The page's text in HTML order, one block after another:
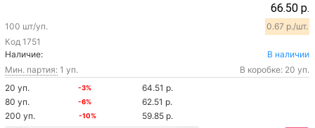
66.50 р.
Код 1751
100 шт/уп. 0.67 р./шт.
Наличие:
В наличии
Мин. партия: 1 уп.
В коробке: 20 уп.
20 уп.
-3%
64.51 р.
80 уп.
-6%
62.51 р.
200 уп.
-10% 59.85 р.